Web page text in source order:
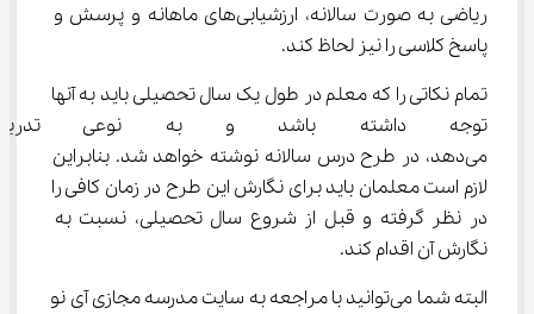
ریاضی به صورت سالانه، ارزشیابی‌های ماهانه و پرسش و
پاسخ کلاسی را نیز لحاظ کند.
تمام نکاتی را که معلم در طول یک سال تحصیلی باید به آنها
توجه داشته باشد و به نوعی
می‌دهد، در طرح درس سالانه نوشته خواهد شد. بنابراین
لازم است معلمان باید برای نگارش این طرح در زمان کافی را
در نظر گرفته و قبل از شروع سال تحصیلی، نسبت به
نگارش آن اقدام کند.
البته شما می‌توانید با مراجعه به سایت مدرسه مجازی آی نو